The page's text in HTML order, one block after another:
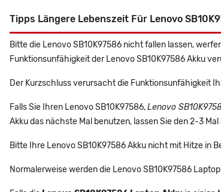
Tipps Längere Lebenszeit Für Lenovo
Bitte die Lenovo SB10K97586 nicht fallen lassen,
Funktionsunfähigkeit der Lenovo SB10K97586 Akku
Der Kurzschluss verursacht die Funktionsunfähigkeit
Falls Sie Ihren Lenovo SB10K97586,Lenovo
Akku das nächste Mal benutzen, lassen Sie den 2-3
Bitte Ihre Lenovo SB10K97586 Akku nicht mit Hitze in
Normalerweise werden die Lenovo SB10K97586